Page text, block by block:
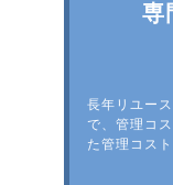
専
長年リユー
で、管理コ
た管理コス